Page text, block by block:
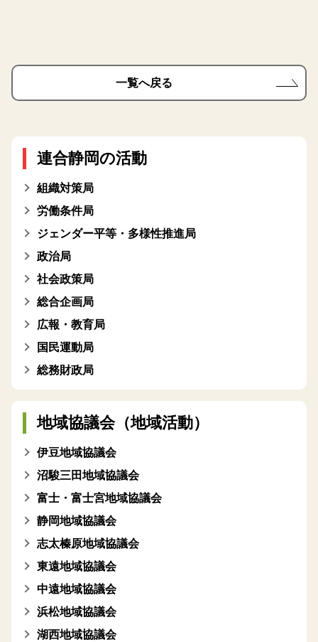
一覧へ戻る
連合静岡の活動
組織対策局
労働条件局
ジェンダー平等・多様性推進局
政治局
社会政策局
総合企画局
広報・教育局
国民運動局
総務財政局
地域協議会（地域活動）
伊豆地域協議会
沼駿三田地域協議会
富士・富士宮地域協議会
静岡地域協議会
志太榛原地域協議会
東遠地域協議会
中遠地域協議会
浜松地域協議会
湖西地域協議会